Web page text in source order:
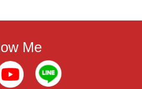
Me